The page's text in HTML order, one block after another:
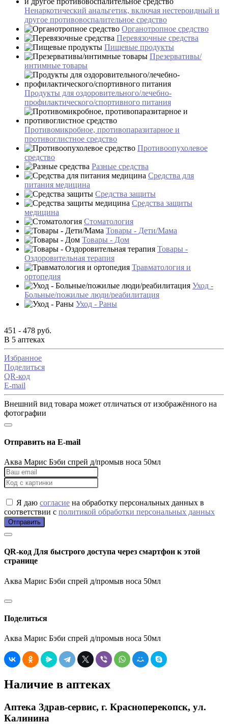
Ненаркотический анальгетик, включая нестероидный и
другое противовоспалительное средство
Органотропное средство
Перевязочные средства
Пищевые продукты
Презервативы/
интимные товары
Продукты для оздоровительного/лечебно-
профилактического/спортивного питания
Противомикробное, противопаразитарное и
противоглистное средство
Противоопухолевое
средство
Разные средства
Средства для
питания медицина
Средства защиты
Средства защиты
медицина
Стоматология
Товары - Дети/Мама
Товары - Дом
Товары -
Оздоровительная терапия
Травматология и
ортопедия
Уход -
Больные/пожилые люди/реабилитация
Уход - Раны
451 - 478 руб.
В 5 аптеках
Избранное
Поделиться
QR-код
E-mail
Внешний вид товара может отличаться от изображённого на
фотографии
Отправить на E-mail
Аква Марис Бэби спрей д/промыв носа 50мл
Я даю согласие на обработку персональных данных в
соответствии с политикой обработки персональных данных
Отправить
QR-код Для быстрого доступа через смартфон к этой
странице
Аква Марис Бэби спрей д/промыв носа 50мл
Поделиться
Аква Марис Бэби спрей д/промыв носа 50мл
Наличие в аптеках
Аптека Здрав-сервис, г. Красноперекопск, ул.
Калинина